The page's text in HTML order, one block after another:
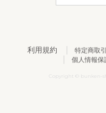
利用規約 特定商取
個人情報保
Copyright © bunken-